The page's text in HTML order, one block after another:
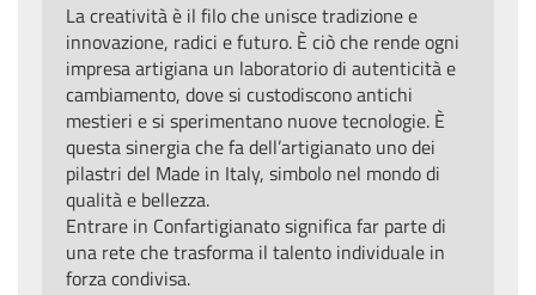
La creatività è il filo che unisce tradizione e
innovazione, radici e futuro. È ciò che rende ogni
impresa artigiana un laboratorio di autenticità e
cambiamento, dove si custodiscono antichi
mestieri e si sperimentano nuove tecnologie. È
questa sinergia che fa dell’artigianato uno dei
pilastri del Made in Italy, simbolo nel mondo di
qualità e bellezza.
Entrare in Confartigianato significa far parte di
una rete che trasforma il talento individuale in
forza condivisa.